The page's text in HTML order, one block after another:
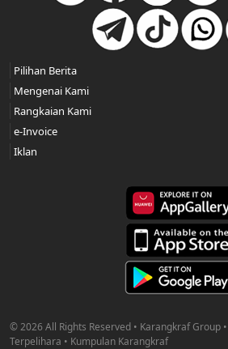
© 2026 All Rights Reserved • Karangkraf Group
Terpelihara • Kumpulan Karangkraf